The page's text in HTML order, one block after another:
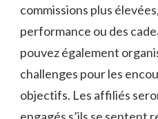
commissions plus
performance ou ⁤des
pouvez également
challenges pour les
objectifs. Les affiliés